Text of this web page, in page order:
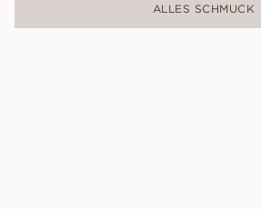
ALLES SCHMUCK